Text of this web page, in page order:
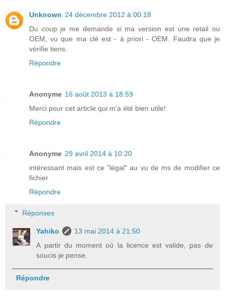
Unknown 24 décembre 2012 à 00:18
Du coup je me demande si ma version est une retail ou
OEM, vu que ma clé est - à priori - OEM. Faudra que je
vérifie tiens.
Répondre
Anonyme 16 août 2013 à 18:59
Merci pour cet article qui m'a été bien utile!
Répondre
Anonyme 29 avril 2014 à 10:20
intéressant mais est ce "légal" au vu de ms de modifier ce
fichier
Répondre
Réponses
Yahiko
13 mai 2014 à 21:50
A partir du moment où la licence est valide, pas de
soucis je pense.
Répondre